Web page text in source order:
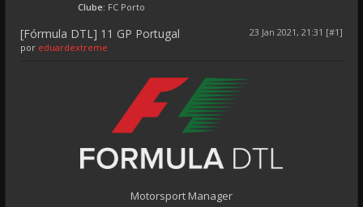
Clube: FC Porto
[Fórmula DTL] 11 GP Portugal
23 Jan 2021, 21:31 [#1]
por eduardextreme
Motorsport Manager